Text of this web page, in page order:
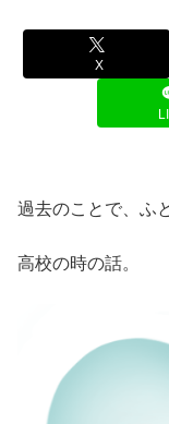
X
過去のことで、ふ
高校の時の話。